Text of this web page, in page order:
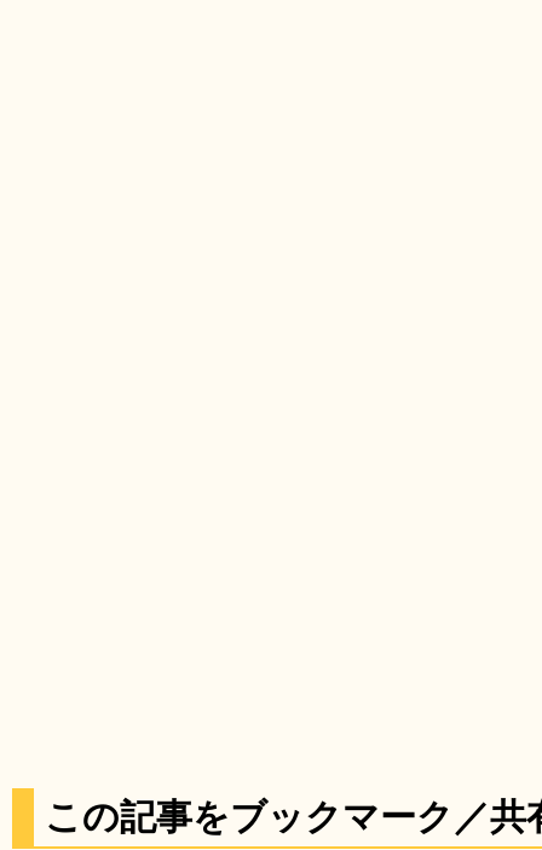
この記事をブックマーク／共